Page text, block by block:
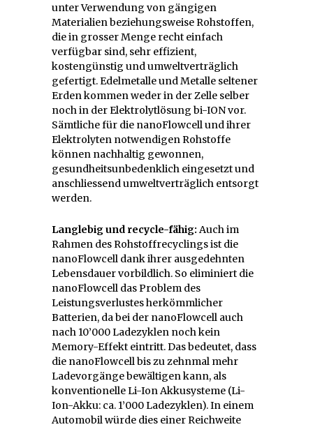
unter Verwendung von gängigen
Materialien beziehungsweise Rohstoffen,
die in grosser Menge recht einfach
verfügbar sind, sehr effizient,
kostengünstig und umweltverträglich
gefertigt. Edelmetalle und Metalle seltener
Erden kommen weder in der Zelle selber
noch in der Elektrolytlösung bi-ION vor.
Sämtliche für die nanoFlowcell und ihrer
Elektrolyten notwendigen Rohstoffe
können nachhaltig gewonnen,
gesundheitsunbedenklich eingesetzt und
anschliessend umweltverträglich entsorgt
werden.
Langlebig und recycle-fähig: Auch im
Rahmen des Rohstoffrecyclings ist die
nanoFlowcell dank ihrer ausgedehnten
Lebensdauer vorbildlich. So eliminiert die
nanoFlowcell das Problem des
Leistungsverlustes herkömmlicher
Batterien, da bei der nanoFlowcell auch
nach 10’000 Ladezyklen noch kein
Memory-Effekt eintritt. Das bedeutet, dass
die nanoFlowcell bis zu zehnmal mehr
Ladevorgänge bewältigen kann, als
konventionelle Li-Ion Akkusysteme (Li-
Ion-Akku: ca. 1’000 Ladezyklen). In einem
Automobil würde dies einer Reichweite